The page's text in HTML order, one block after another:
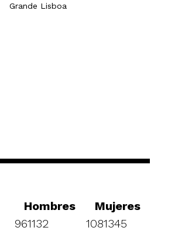
Grande Lisboa
Hombres
Mujeres
961132 1081345